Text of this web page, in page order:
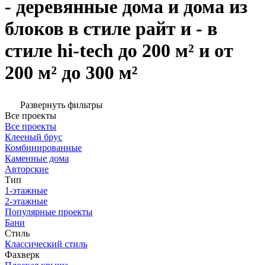
- деревянные дома и дома из
блоков в стиле райт и - в
стиле hi-tech до 200 м² и от
200 м² до 300 м²
Развернуть фильтры
Все проекты
Все проекты
Клееный брус
Комбинированные
Каменные дома
Авторские
Тип
1-этажные
2-этажные
Популярные проекты
Бани
Стиль
Классический стиль
Фахверк